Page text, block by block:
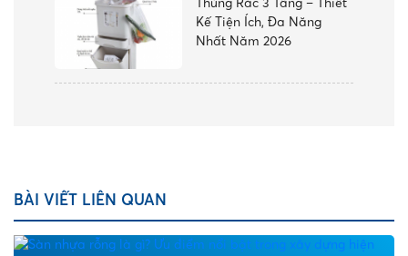
Kế Tiện Ích, Đa Năng
Nhất Năm 2026
BÀI VIẾT LIÊN QUAN